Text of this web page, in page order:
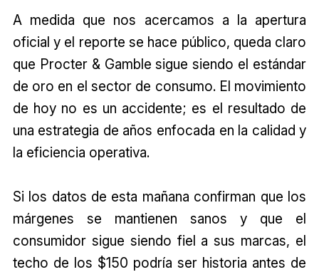
A medida que nos acercamos a la apertura
oficial y el reporte se hace público, queda claro
que Procter & Gamble sigue siendo el estándar
de oro en el sector de consumo. El movimiento
de hoy no es un accidente; es el resultado de
una estrategia de años enfocada en la calidad y
la eficiencia operativa.
Si los datos de esta mañana confirman que los
márgenes se mantienen sanos y que el
consumidor sigue siendo fiel a sus marcas, el
techo de los $150 podría ser historia antes de